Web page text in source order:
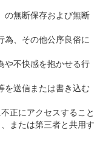
の無断保存および無断
為、その他公序良俗に
や不快感を抱かせる行
を送信または書き込む
正にアクセスすること
または第三者と共用す